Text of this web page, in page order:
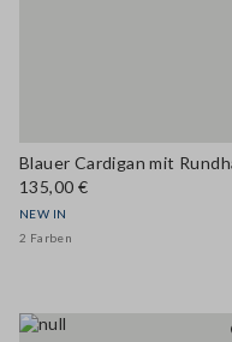
135,00 €
NEW IN
2 Farben